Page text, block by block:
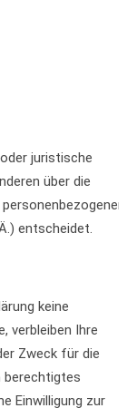
juristische
über die
entscheidet.
keine
verbleiben Ihre
Zweck für die
berechtigtes
Einwilligung zur